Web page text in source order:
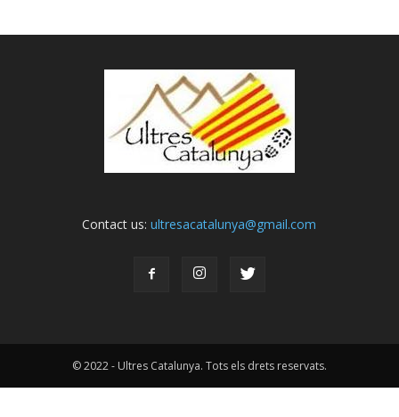
Contact us:ultresacatalunya@gmail.com
© 2022 - Ultres Catalunya. Tots els drets reservats.